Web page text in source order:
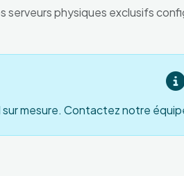
serveurs physiques exclusifs
mesure. Contactez notre